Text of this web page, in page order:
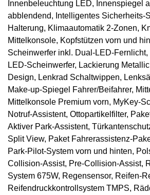
Innenbeleuchtung LED, Innenspiegel
abblendend, Intelligentes Sicherheits-
Halterung, Klimaautomatik 2-Zonen,
Mittelkonsole, Kopfstützen vorn und
Scheinwerfer inkl. Dual-LED-
LED-Scheinwerfer, Lackierung
Design, Lenkrad Schaltwippen,
Make-up-Spiegel Fahrer/Beifahrer,
Mittelkonsole Premium vorn, MyKey-
Notruf-Assistent, Ottopartikelfilter,
Aktiver Park-Assistent,
Split View, Paket Fahrerassistenz-
Park-Pilot-System vorn und hinten,
Collision-Assist, Pre-Collision-Assist,
System 675W, Regensensor, Reifen-
Reifendruckkontrollsystem TMPS,